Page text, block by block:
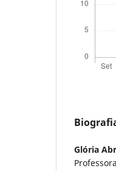
Glória